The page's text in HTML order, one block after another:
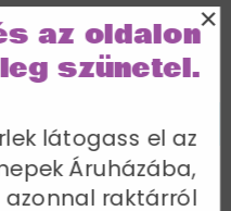
nálunk?
szükséges adataid!
NÉLKÜL
látogass el az
Áruházába,
azonnal raktárról
az oldalon
szünetel.
×